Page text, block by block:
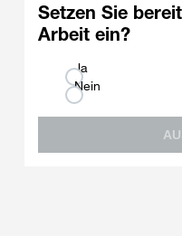
Setzen Sie
Arbeit ein?
Ja
Nein